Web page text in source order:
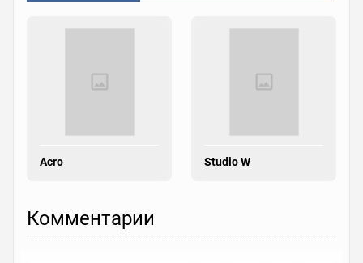
Acro Studio W
Комментарии